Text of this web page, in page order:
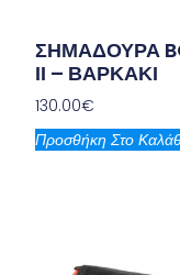
ΣΗΜΑΔΟΥΡΑ
ΙΙ – ΒΑΡΚΑΚΙ
130.00€
Προσθήκη Στο